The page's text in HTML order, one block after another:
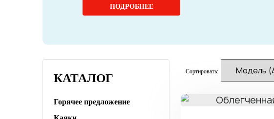
ПОДРОБНЕЕ
КАТАЛОГ
Горячее предложение
Сортировать: